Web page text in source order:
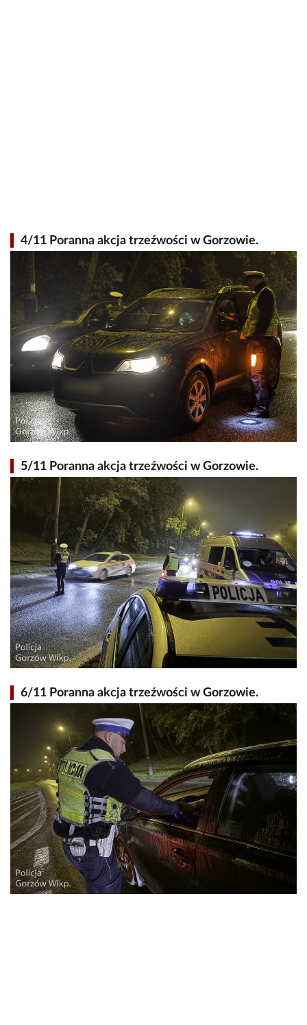
4/11 Poranna akcja trzeźwości w Gorzowie.
5/11 Poranna akcja trzeźwości w Gorzowie.
6/11 Poranna akcja trzeźwości w Gorzowie.